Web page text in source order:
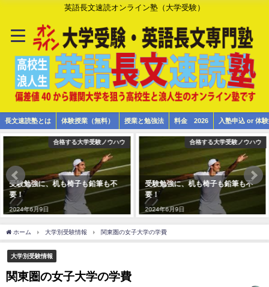
英語長文速読オンライン塾（大学受験）
長文速読塾とは 体験授業（無料） 授業と勉強法 料金 2026 入塾申込 or 体
合格する大学受験ノウハウ
受験勉強に、机も椅子も鉛筆も不
要！
2024年6月9日
合格する大学受験ノウハウ
受験勉強に、机も椅子も鉛筆も不
要！
2024年6月9日
ホーム 大学別受験情報 関東圏の女子大学の学費
大学別受験情報
関東圏の女子大学の学費